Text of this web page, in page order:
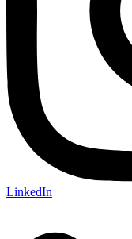
LinkedIn